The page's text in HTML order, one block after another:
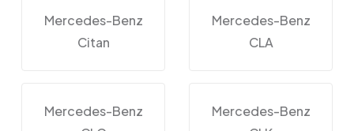
Mercedes-Benz
Citan
Mercedes-Benz
CLA
Mercedes-Benz
Mercedes-Benz